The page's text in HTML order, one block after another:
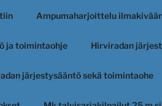
Ampumaharjoittelu
ja toimintaohje Hirviradan
järjestysääntö sekä toimintaohe